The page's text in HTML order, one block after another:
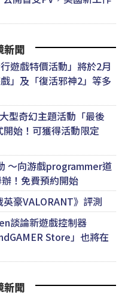
新聞
遊戲特價活動」將於2月
」及「復活邪神2」等多
型奇幻主題活動「最後
始！可獲得活動限定
～向游戲programmer道
！免費預約開始
豪VALORANT》評測
談論新遊戲控制器
Store」也將在
新聞